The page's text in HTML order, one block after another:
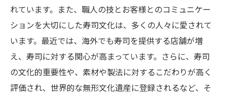
れています。また、職人の技とお客様とのコミュニケー
ションを大切にした寿司文化は、多くの人々に愛されて
います。最近では、海外でも寿司を提供する店舗が増
え、寿司に対する関心が高まっています。さらに、寿司
の文化的重要性や、素材や製法に対するこだわりが高く
評価され、世界的な無形文化遺産に登録されるなど、そ